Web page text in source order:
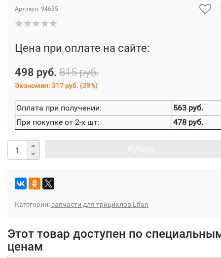
Артикул: 94635
Цена при оплате на сайте:
498 руб. 815 руб.
Экономия: 317 руб. (39%)
Оплата при получении:
563 руб.
При покупке от 2-х шт:
478 руб.
Категории:запчасти для трициклов Lifan
Этот товар доступен по
ценам